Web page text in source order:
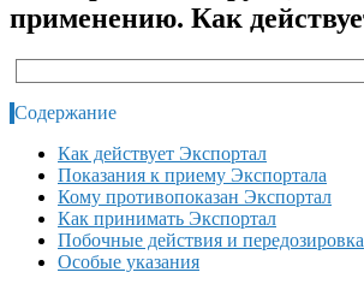
применению. Как
Содержание
Как действует Экспортал
Показания к приему Экспортала
Кому противопоказан Экспортал
Как принимать Экспортал
Побочные действия и передозировка
Особые указания